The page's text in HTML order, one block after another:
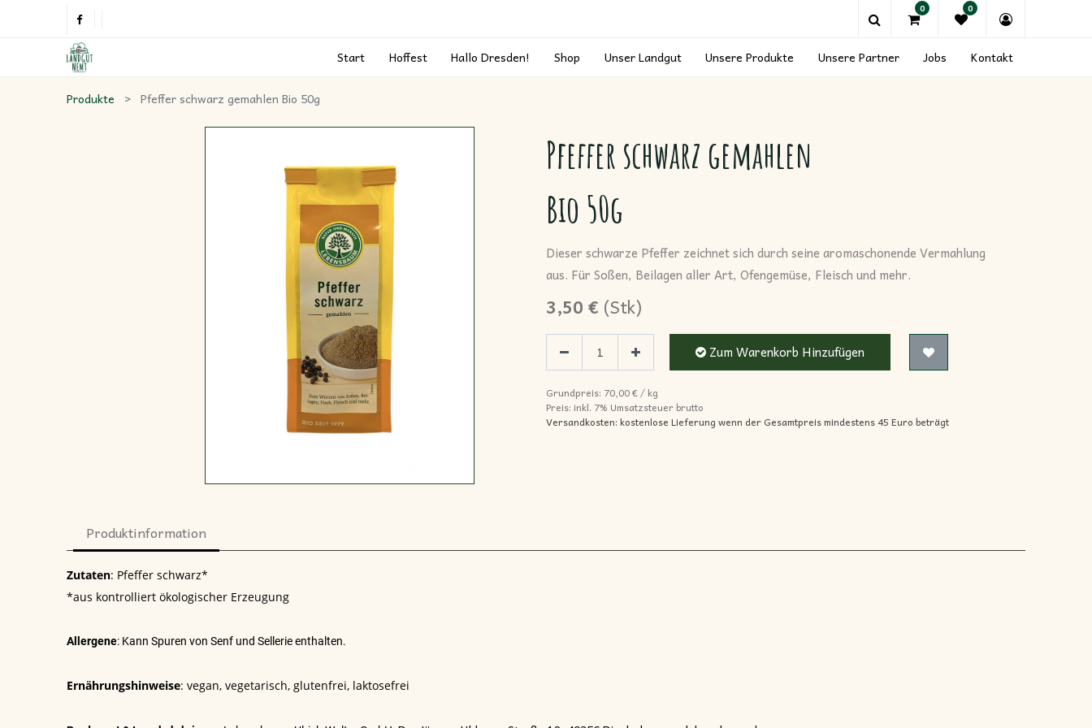
0 0
Start Hoffest Hallo Dresden! Shop Unser Landgut Unsere Produkte Unsere Partner Jobs Kontakt
Produkte Pfeffer schwarz gemahlen Bio 50g
Pfeffer schwarz gemahlen
Bio 50g
Dieser schwarze Pfeffer zeichnet sich durch seine aromaschonende Vermahlung
aus. Für Soßen, Beilagen aller Art, Ofengemüse, Fleisch und mehr.
3,50 € (Stk)
Zum Warenkorb Hinzufügen
Grundpreis: 70,00€/ kg
Preis: inkl. 7% Umsatzsteuer brutto
Versandkosten: kostenlose Lieferung wenn der Gesamtpreis mindestens 45 Euro beträgt
Produktinformation
Zutaten: Pfeffer schwarz*
*aus kontrolliert ökologischer Erzeugung
Allergene: Kann Spuren von Senf und Sellerie enthalten.
Ernährungshinweise: vegan, vegetarisch, glutenfrei, laktosefrei